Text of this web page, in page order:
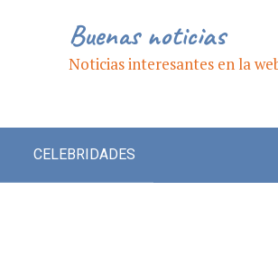
Buenas noticias
Noticias interesantes en la
CELEBRIDADES